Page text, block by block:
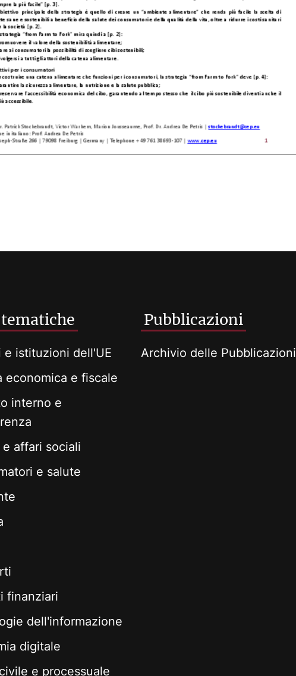
e istituzioni dell'UE
economica e fiscale
interno e
e affari sociali
e salute
finanziari
dell'informazione
digitale
e processuale
Pubblicazioni
Archivio delle Pubblicazioni